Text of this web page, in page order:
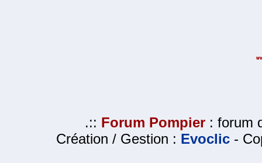
.:: Forum Pompier : forum
Création / Gestion : Evoclic -